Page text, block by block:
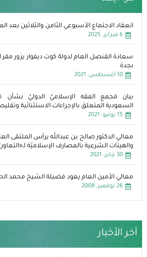
انعقاد الاجتماع الأسبوعي الثامن والثلاثين بعد
6 فبراير، 2025
سعادة القنصل العام لدولة كوت ديفوار يزور مقر
بجدة
10 أغسطس، 2021
بيان مَجمع الفقه الإسلاميِّ الدوليِّ بشأن
السعودية المتعلق بالإجراءات الاستثنائية
15 يونيو، 2021
معالي الدكتور صالح بن عبدالله يرأس الملتقى
والهيئات الشرعية بالمصارف الإسلاميّة
30 يناير، 2021
معالي الأمين العام يعود فضيلة الشيخ محمد
26 نوفمبر، 2008
آخر الأخبار